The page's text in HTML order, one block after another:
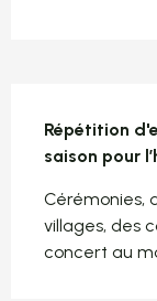
Répétition
saison pour
Cérémonies,
villages, des
concert au